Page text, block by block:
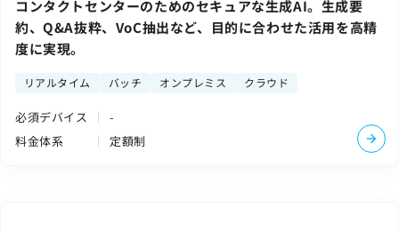
コンタクトセンターのためのセキュアな生成AI。生成要
約、Q&A抜粋、VoC抽出など、目的に合わせた活用を高精
度に実現。
リアルタイム バッチ オンプレミス クラウド
必須デバイス
-
料金体系
定額制